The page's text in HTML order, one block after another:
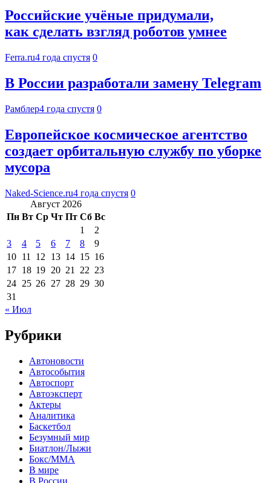
Российские учёные придумали,
как сделать взгляд роботов умнее
Ferra.ru4 года спустя 0
В России разработали замену Telegram
Рамблер4 года спустя 0
Европейское космическое агентство
создает орбитальную службу по уборке
мусора
Naked-Science.ru4 года спустя 0
Август 2026
Пн Вт Ср Чт Пт Сб Вс
1
2
3
4 5 6 7 8
9
10 11 12 13 14 15 16
17 18 19 20 21 22 23
24 25 26 27 28 29 30
31
« Июл
Рубрики
Автоновости
Автособытия
Автоспорт
Автоэксперт
Актеры
Аналитика
Баскетбол
Безумный мир
Биатлон/Лыжи
Бокс/MMA
В мире
В России